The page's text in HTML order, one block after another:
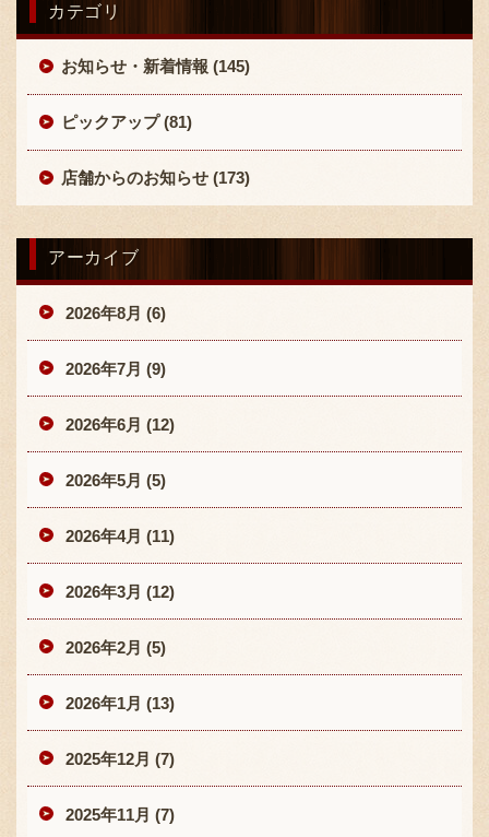
カテゴリ
お知らせ・新着情報 (145)
ピックアップ (81)
店舗からのお知らせ (173)
アーカイブ
2026年8月 (6)
2026年7月 (9)
2026年6月 (12)
2026年5月 (5)
2026年4月 (11)
2026年3月 (12)
2026年2月 (5)
2026年1月 (13)
2025年12月 (7)
2025年11月 (7)